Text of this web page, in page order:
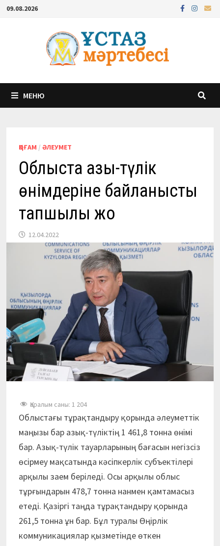
Перейти
содержимому
09.08.2026
МЕНЮ
ҚОҒАМ / ӘЛЕУМЕТ
Облыста азық-түлік
өнімдеріне байланысты
тапшылық жоқ
12.04.2022
Қаралым саны: 1 204
Облыстағы тұрақтандыру қорында әлеуметтік
маңызы бар азық-түліктің 1 461,8 тонна өнімі
бар. Азық-түлік тауарларының бағасын негізсіз
өсірмеу мақсатында кәсіпкерлік субъектілері
арқылы заем беріледі. Осы арқылы облыс
тұрғындарын 478,7 тонна нанмен қамтамасыз
етеді. Қазіргі таңда тұрақтандыру қорында
261,5 тонна ұн бар. Бұл туралы Өңірлік
коммуникациялар қызметінде өткен